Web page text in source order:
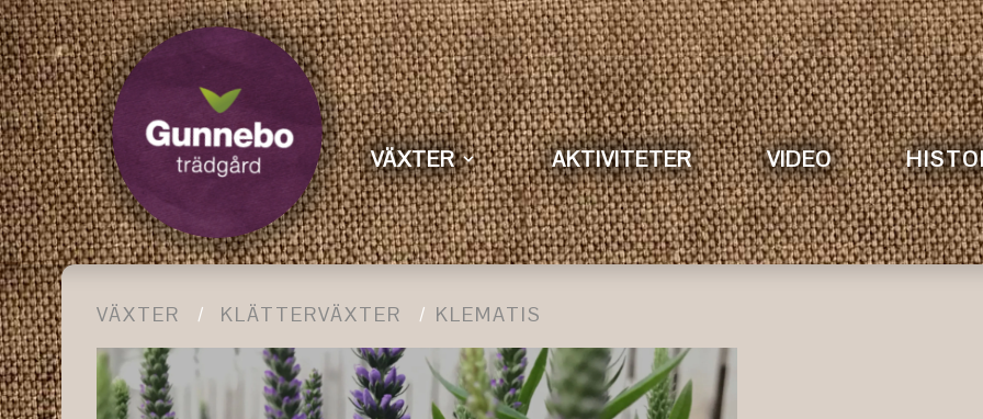
VÄXTER AKTIVITETER VIDEO
VÄXTER KLÄTTERVÄXTER KLEMATIS